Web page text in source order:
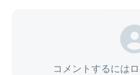
コメントするには